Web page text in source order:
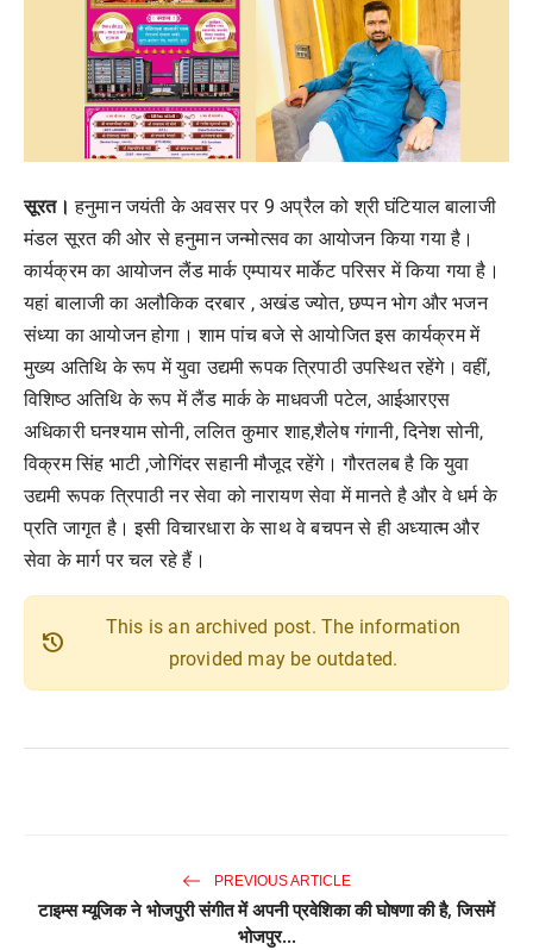
सूरत। हनुमान जयंती के अवसर पर 9 अप्रैल को श्री घंटियाल बालाजी
मंडल सूरत की ओर से हनुमान जन्मोत्सव का आयोजन किया गया है।
कार्यक्रम का आयोजन लैंड मार्क एम्पायर मार्केट परिसर में किया गया है।
यहां बालाजी का अलौकिक दरबार , अखंड ज्योत, छप्पन भोग और भजन
संध्या का आयोजन होगा। शाम पांच बजे से आयोजित इस कार्यक्रम में
मुख्य अतिथि के रूप में युवा उद्यमी रूपक त्रिपाठी उपस्थित रहेंगे। वहीं,
विशिष्ठ अतिथि के रूप में लैंड मार्क के माधवजी पटेल, आईआरएस
अधिकारी घनश्याम सोनी, ललित कुमार शाह,शैलेष गंगानी, दिनेश सोनी,
विक्रम सिंह भाटी ,जोगिंदर सहानी मौजूद रहेंगे। गौरतलब है कि युवा
उद्यमी रूपक त्रिपाठी नर सेवा को नारायण सेवा में मानते है और वे धर्म के
प्रति जागृत है। इसी विचारधारा के साथ वे बचपन से ही अध्यात्म और
सेवा के मार्ग पर चल रहे हैं।
history
This is an archived post. The information
provided may be outdated.
PREVIOUS ARTICLE
टाइम्स म्यूजिक ने भोजपुरी संगीत में अपनी प्रवेशिका की घोषणा की है, जिसमें
भोजपुर...